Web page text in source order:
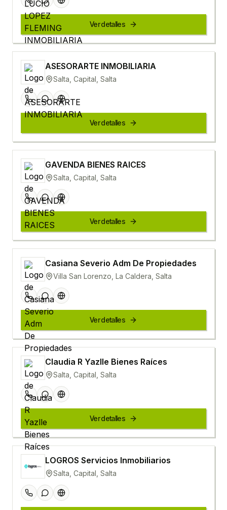
Ver detalles
ASESORARTE INMOBILIARIA
Salta, Capital, Salta
Ver detalles
GAVENDA BIENES RAICES
Salta, Capital, Salta
Ver detalles
Casiana Severio Adm De Propiedades
Villa San Lorenzo, La Caldera, Salta
Ver detalles
Claudia R Yazlle Bienes Raíces
Salta, Capital, Salta
Ver detalles
LOGROS Servicios Inmobiliarios
Salta, Capital, Salta